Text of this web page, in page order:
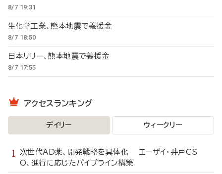
8/7 19:31
生化学工業、熊本地震で義援金
8/7 18:50
日本リリー、熊本地震で義援金
8/7 17:55
アクセスランキング
デイリー ウィークリー
次世代AD薬、開発戦略を具体化 エーザイ・井戸CS
O、進行に応じたパイプライン構築